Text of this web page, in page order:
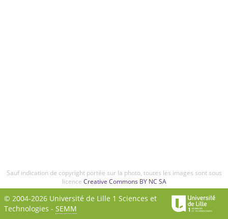
Sauf indication de copyright portée sur la photo, toutes les images sont sous
licence Creative Commons BY NC SA
© 2004-2026 Université de Lille 1 Sciences et
Technologies - SEMM